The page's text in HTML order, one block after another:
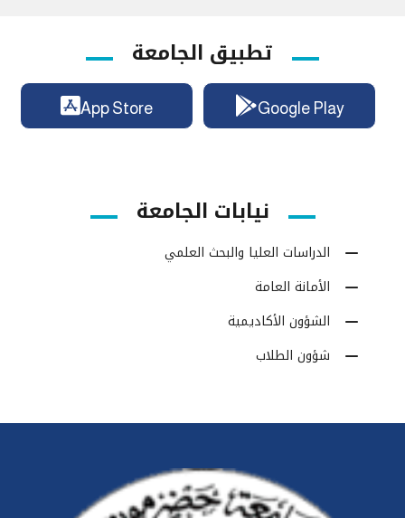
تطبيق الجامعة
Google Play
App Store
نيابات الجامعة
الدراسات العليا والبحث العلمي
الأمانة العامة
الشؤون الأكاديمية
شؤون الطلاب